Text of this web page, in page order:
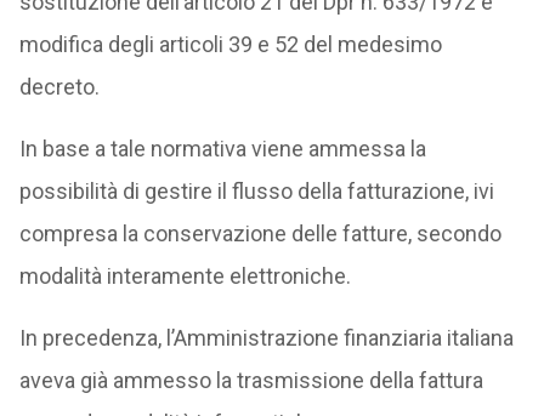
modifica degli articoli 39 e 52 del medesimo
decreto.
In base a tale normativa viene ammessa la
possibilità di gestire il flusso della fatturazione, ivi
compresa la conservazione delle fatture, secondo
modalità interamente elettroniche.
In precedenza, l’Amministrazione finanziaria italiana
aveva già ammesso la trasmissione della fattura